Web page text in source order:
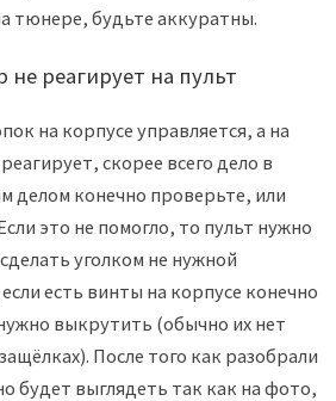
тюнере, будьте аккуратны.
не реагирует на пульт
на корпусе управляется, а на
скорее всего дело в
делом конечно проверьте, или
это не помогло, то пульт нужно
уголком не нужной
есть винты на корпусе конечно
выкрутить (обычно их нет
После того как разобрали
будет выглядеть так как на фото,